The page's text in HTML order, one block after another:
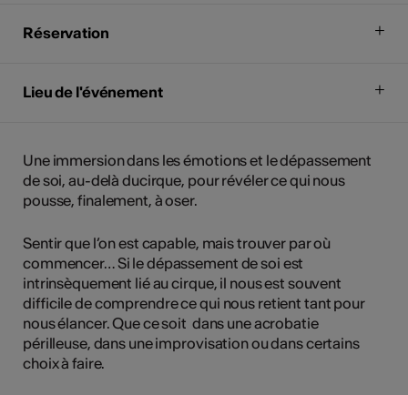
Réservation
Lieu de l'événement
Une immersion dans les émotions et le dépassement
de soi, au-delà ducirque, pour révéler ce qui nous
pousse, finalement, à oser.
Sentir que l’on est capable, mais trouver par où
commencer… Si le dépassement de soi est
intrinsèquement lié au cirque, il nous est souvent
difficile de comprendre ce qui nous retient tant pour
nous élancer. Que ce soit dans une acrobatie
périlleuse, dans une improvisation ou dans certains
choix à faire.